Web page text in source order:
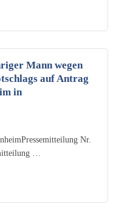
Mann wegen
auf Antrag
in
Nr.
…